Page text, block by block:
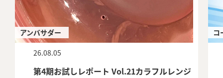
アンバサダー
26.08.05
第4期お試しレポート Vol.21カラフルレンジ
コ